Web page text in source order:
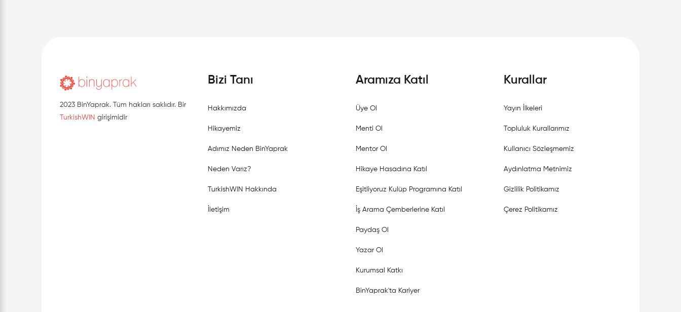
2023 BinYaprak. Tüm hakları saklıdır. Bir
TurkishWIN girişimidir
Bizi Tanı
Hakkımızda
Hikayemiz
Adımız Neden BinYaprak
Neden Varız?
TurkishWIN Hakkında
İletişim
Aramıza Katıl
Üye Ol
Menti Ol
Mentor Ol
Hikaye Hasadına Katıl
Eşitliyoruz Kulüp Programına Katıl
İş Arama Çemberlerine Katıl
Paydaş Ol
Yazar Ol
Kurumsal Katkı
BinYaprak'ta Kariyer
Kurallar
Yayın İlkeleri
Topluluk Kurallarımız
Kullanıcı Sözleşmemiz
Aydınlatma Metnimiz
Gizlilik Politikamız
Çerez Politikamız